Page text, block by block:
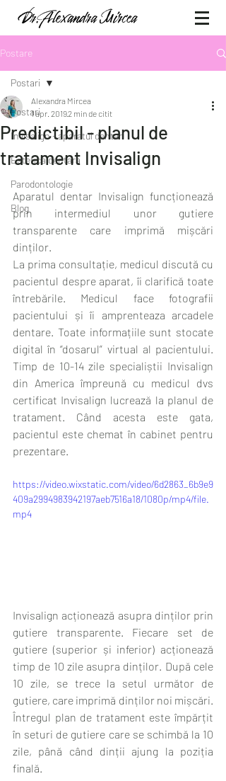
Postare
Postari
Invisalign - aparatul dentar
Estetica dentara
Parodontologie
Blog
Postari
Predictibil - planul de
tratament Invisalign
Alexandra Mircea
1 apr. 20192 min de citit
Aparatul dentar Invisalign funcționează
prin intermediul unor gutiere
transparente care imprimă mișcări
dinților.
La prima consultație, medicul discută cu
pacientul despre aparat, îi clarifică toate
întrebările. Medicul face fotografii
pacientului și îi amprenteaza arcadele
dentare. Toate informațiile sunt stocate
digital în “dosarul” virtual al pacientului.
Timp de 10-14 zile specialiștii Invisalign
din America împreună cu medicul dvs
certificat Invisalign lucrează la planul de
tratament. Când acesta este gata,
pacientul este chemat în cabinet pentru
prezentare.
https://video.wixstatic.com/video/6d2863_6b9e9
409a2994983942197aeb7516a18/1080p/mp4/file.
mp4
Invisalign acționează asupra dinților prin
gutiere transparente. Fiecare set de
gutiere (superior și inferior) acționează
timp de 10 zile asupra dinților. După cele
10 zile, se trece la setul următor de
gutiere, care imprimă dinților noi mișcări.
Întregul plan de tratament este împărțit
în seturi de gutiere care se schimbă la 10
zile, până când dinții ajung la poziția
finală.